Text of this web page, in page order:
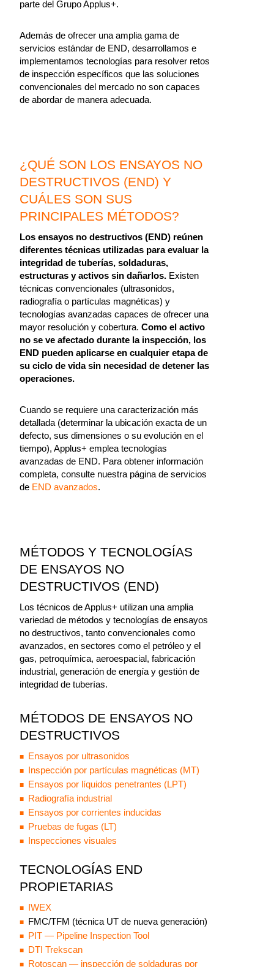
parte del Grupo Applus+.
Además de ofrecer una amplia gama de
servicios estándar de END, desarrollamos e
implementamos tecnologías para resolver retos
de inspección específicos que las soluciones
convencionales del mercado no son capaces
de abordar de manera adecuada.
¿QUÉ SON LOS ENSAYOS NO
DESTRUCTIVOS (END) Y
CUÁLES SON SUS
PRINCIPALES MÉTODOS?
Los ensayos no destructivos (END) reúnen
diferentes técnicas utilizadas para evaluar la
integridad de tuberías, soldaduras,
estructuras y activos sin dañarlos. Existen
técnicas convencionales (ultrasonidos,
radiografía o partículas magnéticas) y
tecnologías avanzadas capaces de ofrecer una
mayor resolución y cobertura. Como el activo
no se ve afectado durante la inspección, los
END pueden aplicarse en cualquier etapa de
su ciclo de vida sin necesidad de detener las
operaciones.
Cuando se requiere una caracterización más
detallada (determinar la ubicación exacta de un
defecto, sus dimensiones o su evolución en el
tiempo), Applus+ emplea tecnologías
avanzadas de END. Para obtener información
completa, consulte nuestra página de servicios
de END avanzados.
MÉTODOS Y TECNOLOGÍAS
DE ENSAYOS NO
DESTRUCTIVOS (END)
Los técnicos de Applus+ utilizan una amplia
variedad de métodos y tecnologías de ensayos
no destructivos, tanto convencionales como
avanzados, en sectores como el petróleo y el
gas, petroquímica, aeroespacial, fabricación
industrial, generación de energía y gestión de
integridad de tuberías.
MÉTODOS DE ENSAYOS NO
DESTRUCTIVOS
Ensayos por ultrasonidos
Inspección por partículas magnéticas (MT)
Ensayos por líquidos penetrantes (LPT)
Radiografía industrial
Ensayos por corrientes inducidas
Pruebas de fugas (LT)
Inspecciones visuales
TECNOLOGÍAS END
PROPIETARIAS
IWEX
FMC/TFM (técnica UT de nueva generación)
PIT — Pipeline Inspection Tool
DTI Trekscan
Rotoscan — inspección de soldaduras por